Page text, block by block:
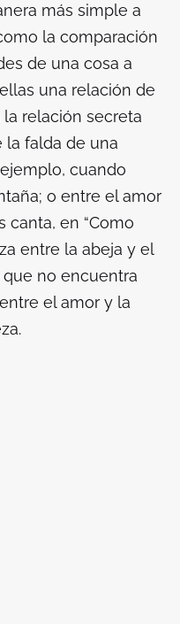
más simple a
la comparación
de una cosa a
una relación de
relación secreta
la falda de una
cuando
o entre el amor
canta, en “Como
entre la abeja y el
que no encuentra
el amor y la